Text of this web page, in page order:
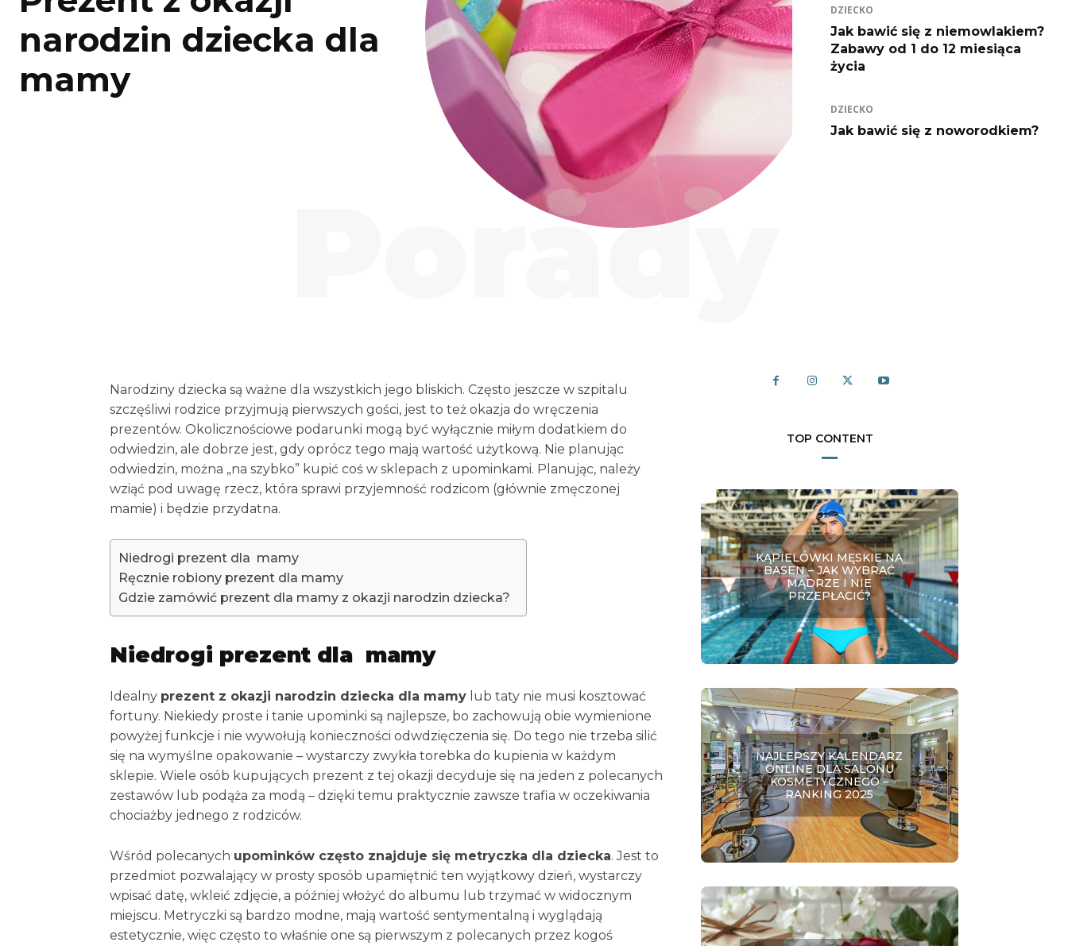
narodzin dziecka dla
mamy
DZIECKO
Jak bawić się z niemowlakiem?
Zabawy od 1 do 12 miesiąca
życia
DZIECKO
Jak bawić się z noworodkiem?
Porady
Narodziny dziecka są ważne dla wszystkich jego bliskich. Często jeszcze w szpitalu
szczęśliwi rodzice przyjmują pierwszych gości, jest to też okazja do wręczenia
prezentów. Okolicznościowe podarunki mogą być wyłącznie miłym dodatkiem do
odwiedzin, ale dobrze jest, gdy oprócz tego mają wartość użytkową. Nie planując
odwiedzin, można „na szybko” kupić coś w sklepach z upominkami. Planując, należy
wziąć pod uwagę rzecz, która sprawi przyjemność rodzicom (głównie zmęczonej
mamie) i będzie przydatna.
Niedrogi prezent dla mamy
Ręcznie robiony prezent dla mamy
Gdzie zamówić prezent dla mamy z okazji narodzin dziecka?
Niedrogi prezent dla mamy
Idealny prezent z okazji narodzin dziecka dla mamy lub taty nie musi kosztować
fortuny. Niekiedy proste i tanie upominki są najlepsze, bo zachowują obie wymienione
powyżej funkcje i nie wywołują konieczności odwdzięczenia się. Do tego nie trzeba silić
się na wymyślne opakowanie – wystarczy zwykła torebka do kupienia w każdym
sklepie. Wiele osób kupujących prezent z tej okazji decyduje się na jeden z polecanych
zestawów lub podąża za modą – dzięki temu praktycznie zawsze trafia w oczekiwania
chociażby jednego z rodziców.
Wśród polecanych upominków często znajduje się metryczka dla dziecka. Jest to
przedmiot pozwalający w prosty sposób upamiętnić ten wyjątkowy dzień, wystarczy
wpisać datę, wkleić zdjęcie, a później włożyć do albumu lub trzymać w widocznym
miejscu. Metryczki są bardzo modne, mają wartość sentymentalną i wyglądają
estetycznie, więc często to właśnie one są pierwszym z polecanych przez kogoś
TOP CONTENT
KĄPIELÓWKI MĘSKIE NA
BASEN – JAK WYBRAĆ
MĄDRZE I NIE
PRZEPŁACIĆ?
NAJLEPSZY KALENDARZ
ONLINE DLA SALONU
KOSMETYCZNEGO –
RANKING 2025